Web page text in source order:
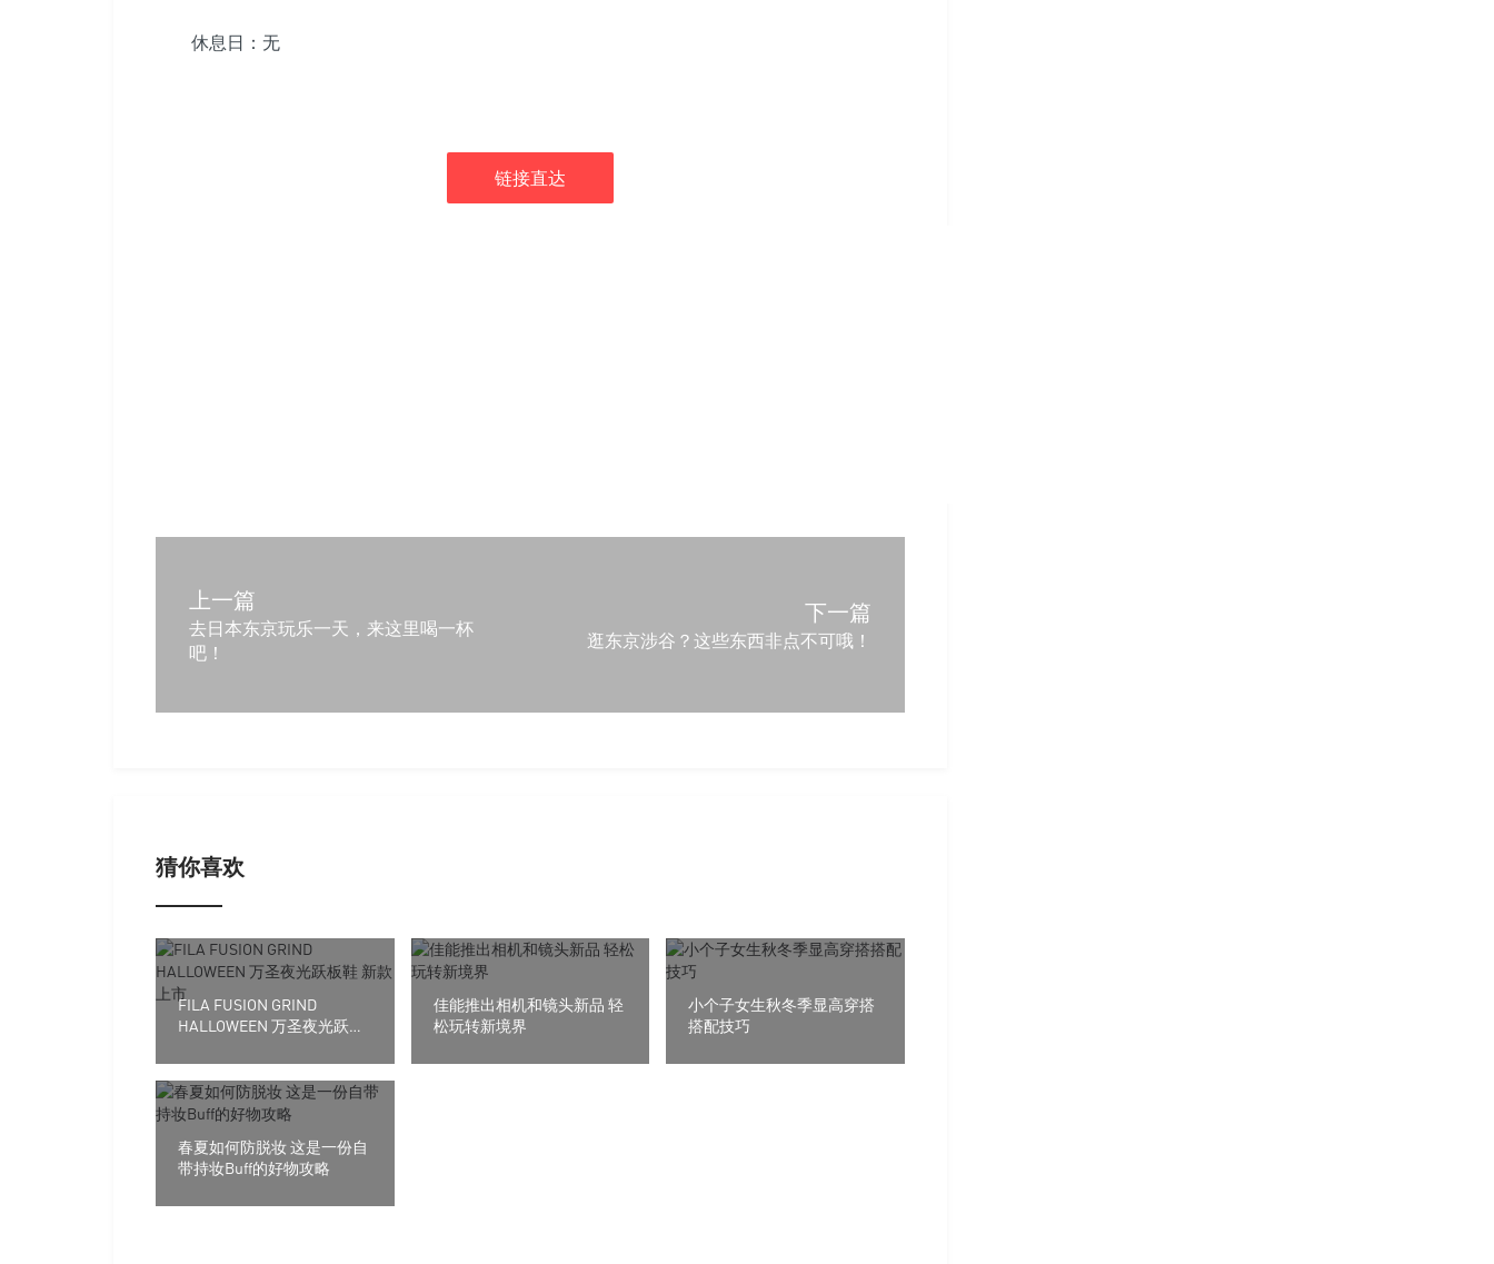
休息日：无
链接直达
上一篇
去日本东京玩乐一天，来这里喝一杯
吧！
下一篇
逛东京涉谷？这些东西非点不可哦！
猜你喜欢
FILA FUSION GRIND
HALLOWEEN 万圣夜光跃板
佳能推出相机和镜头新品 轻
松玩转新境界
小个子女生秋冬季显高穿搭
搭配技巧
春夏如何防脱妆 这是一份自
带持妆Buff的好物攻略